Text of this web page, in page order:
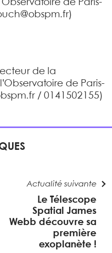
de Paris-
de la
de Paris-
/ 0141502155)
Actualité suivante
Le Télescope
Spatial James
Webb découvre sa
première
exoplanète !